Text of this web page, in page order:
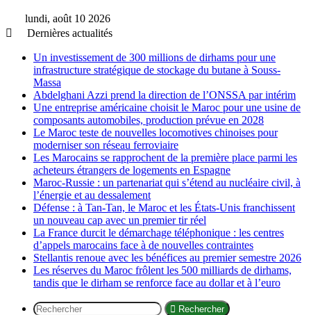
lundi, août 10 2026
Dernières actualités
Un investissement de 300 millions de dirhams pour une
infrastructure stratégique de stockage du butane à Souss-
Massa
Abdelghani Azzi prend la direction de l’ONSSA par intérim
Une entreprise américaine choisit le Maroc pour une usine de
composants automobiles, production prévue en 2028
Le Maroc teste de nouvelles locomotives chinoises pour
moderniser son réseau ferroviaire
Les Marocains se rapprochent de la première place parmi les
acheteurs étrangers de logements en Espagne
Maroc-Russie : un partenariat qui s’étend au nucléaire civil, à
l’énergie et au dessalement
Défense : à Tan-Tan, le Maroc et les États-Unis franchissent
un nouveau cap avec un premier tir réel
La France durcit le démarchage téléphonique : les centres
d’appels marocains face à de nouvelles contraintes
Stellantis renoue avec les bénéfices au premier semestre 2026
Les réserves du Maroc frôlent les 500 milliards de dirhams,
tandis que le dirham se renforce face au dollar et à l’euro
Rechercher